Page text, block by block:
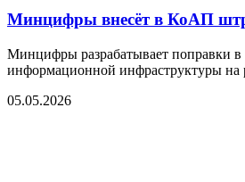
Минцифры внесёт в КоАП
Минцифры разрабатывает поправки в
информационной инфраструктуры на
05.05.2026